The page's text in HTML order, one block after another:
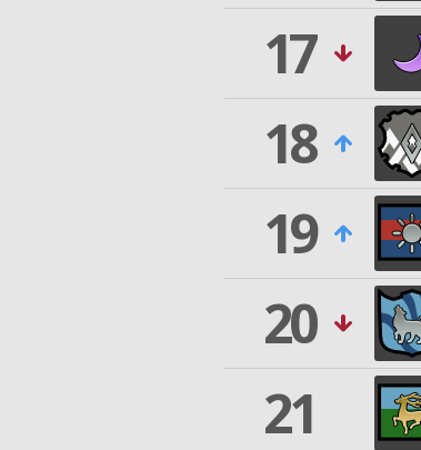
17
18
19
20
21